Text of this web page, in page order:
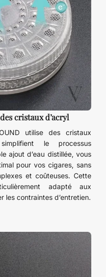
cristaux d’acryl
utilise des cristaux
le processus
ajout d’eau distillée, vous
pour vos cigares, sans
et coûteuses. Cette
adapté aux
les contraintes d’entretien.